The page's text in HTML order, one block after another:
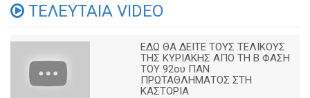
ΤΕΛΕΥΤΑΙΑ VIDEO
ΕΔΩ ΘΑ ΔΕΙΤΕ ΤΟΥΣ ΤΕΛΙΚΟΥΣ
ΤΗΣ ΚΥΡΙΑΚΗΣ ΑΠΟ ΤΗ Β ΦΑΣΗ
ΤΟΥ 92ου ΠΑΝ
ΠΡΩΤΑΘΛΗΜΑΤΟΣ ΣΤΗ
ΚΑΣΤΟΡΙΑ